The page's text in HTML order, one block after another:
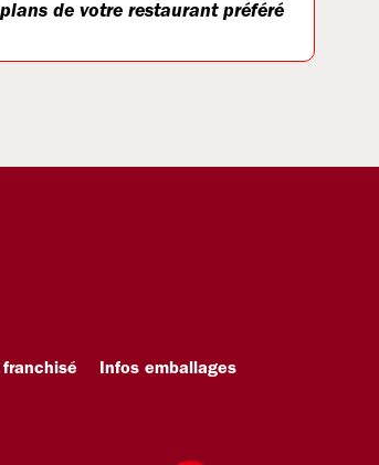
de votre restaurant préféré
franchisé Infos emballages